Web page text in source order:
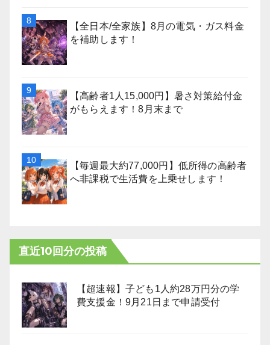
【全日本/全家族】8月の電気・ガス料金
を補助します！
【高齢者1人15,000円】暑さ対策給付金
がもらえます！8月末まで
【毎週最大約77,000円】低所得の高齢者
へ非課税で生活費を上乗せします！
直近10回分の投稿
【超速報】子ども1人約28万円分の学
費支援金！9月21日まで申請受付